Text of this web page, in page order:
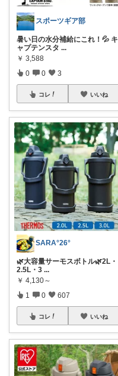
スポーツギア部
暑い日の水分補給にこれ！💦 キ
ャプテンスタ ...
￥ 3,588
0 0 3
コレ いいね
SARA°26°
🌿大容量サーモスボトル🌿2L・
2.5L・3 ...
￥ 4,130～
1 0 607
コレ いいね